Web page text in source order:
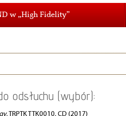
w „High Fidelity”
odsłuchu (wybór):
, TRPTK TTK0010, CD (2017)